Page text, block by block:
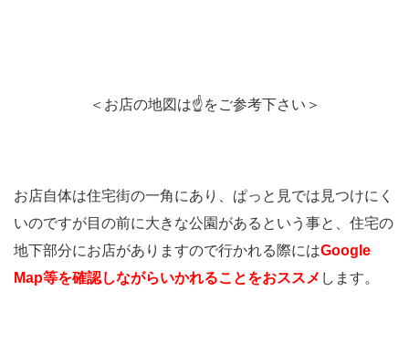
＜お店の地図は☝をご参考下さい＞
お店自体は住宅街の一角にあり、ぱっと見では見つけにく
いのですが目の前に大きな公園があるという事と、住宅の
地下部分にお店がありますので行かれる際にはGoogle
Map等を確認しながらいかれることをおススメ します。